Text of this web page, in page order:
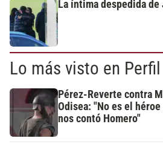
La íntima despedida
Lo más visto en Perfil
Pérez-Reverte contra
Odisea: "No es el
nos contó Homero"